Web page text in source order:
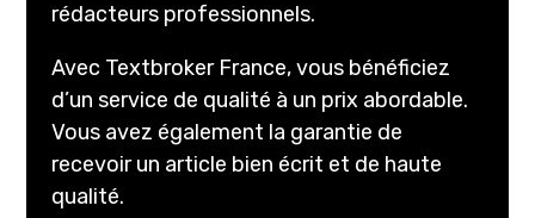
rédacteurs professionnels.
Avec Textbroker France, vous bénéficiez
d’un service de qualité à un prix abordable.
Vous avez également la garantie de
recevoir un article bien écrit et de haute
qualité.